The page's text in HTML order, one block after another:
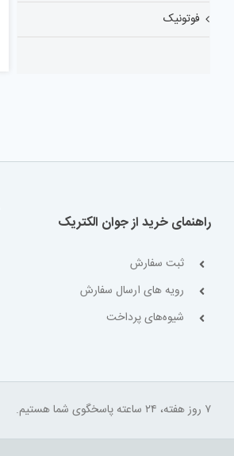
فوتونیک
راهنمای خرید از جوان الکتریک
ثبت سفارش
رویه های ارسال سفارش
شیوه‌های پرداخت
۷ روز هفته، ۲۴ ساعته پاسخگوی شما هستیم.